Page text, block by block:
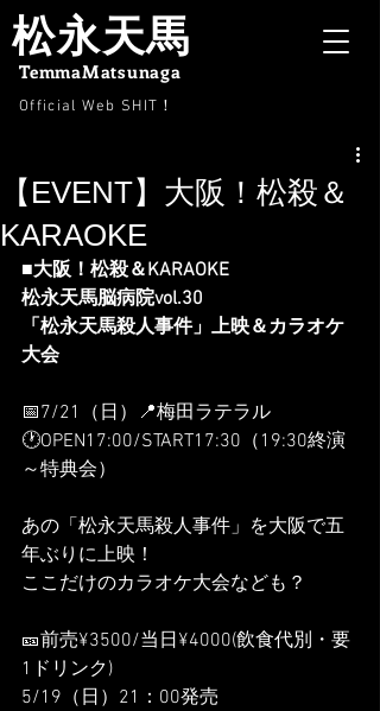
Official Web SHIT ！
松永天馬
TemmaMatsunaga
【EVENT】大阪！松殺＆
KARAOKE
■大阪！松殺＆KARAOKE
松永天馬脳病院vol.30
「松永天馬殺人事件」上映＆カラオケ
大会
📅7/21（日）📍梅田ラテラル
🕐OPEN17:00/START17:30（19:30終演
～特典会）
あの「松永天馬殺人事件」を大阪で五
年ぶりに上映！
ここだけのカラオケ大会なども？
🎫前売¥3500/当日¥4000(飲食代別・要
1ドリンク)
5/19（日）21：00発売